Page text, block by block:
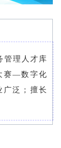
管理人才库
赛—数字化
泛；擅长